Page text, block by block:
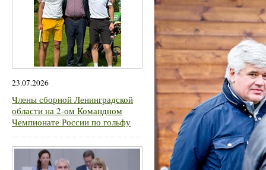
23.07.2026
Члены сборной Ленинградской
области на 2-ом Командном
Чемпионате России по гольфу